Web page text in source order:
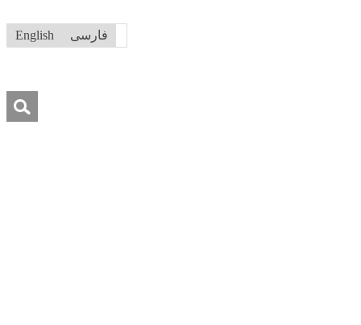
فارسی English